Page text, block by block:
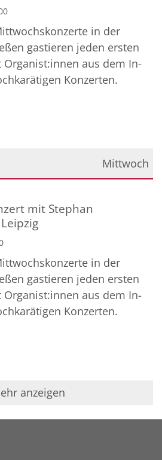
in der
gastieren jeden ersten
aus dem In-
Konzerten.
Mittwoch
mit Stephan
in der
gastieren jeden ersten
aus dem In-
Konzerten.
anzeigen